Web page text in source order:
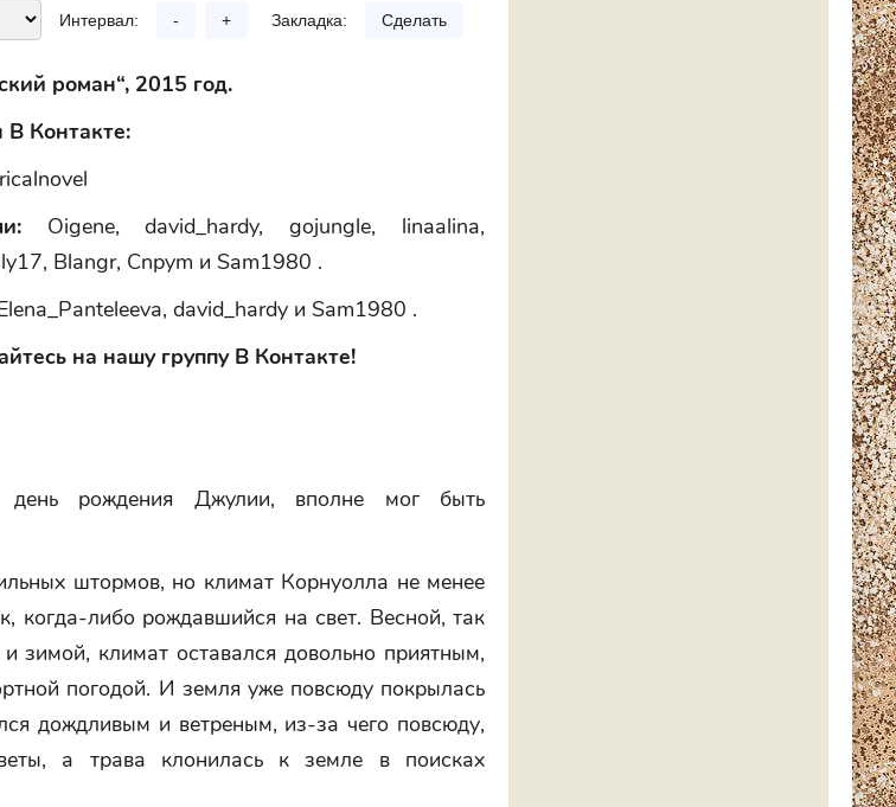
Интервал: - + Закладка: Сделать
роман“, 2015 год.
Контакте:
Oigene, david_hardy, gojungle, linaalina,
Blangr, Cnpym и Sam1980 .
david_hardy и Sam1980 .
на нашу группу В Контакте!
рождения Джулии, вполне мог быть
штормов, но климат Корнуолла не менее
когда-либо рождавшийся на свет. Весной, так
зимой, климат оставался довольно приятным,
погодой. И земля уже повсюду покрылась
дождливым и ветреным, из-за чего повсюду,
а трава клонилась к земле в поисках